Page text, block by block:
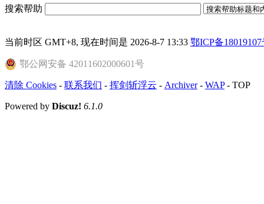
搜索帮助
当前时区 GMT+8, 现在时间是 2026-8-7 13:33 鄂ICP备18019107
鄂公网安备 42011602000601号
清除 Cookies - 联系我们 - 挥剑斩浮云 - Archiver- WAP- TOP
Powered by Discuz! 6.1.0